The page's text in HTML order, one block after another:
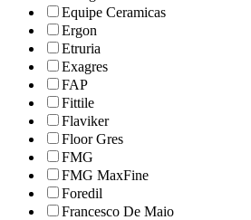
Equipe Ceramicas
Ergon
Etruria
Exagres
FAP
Fittile
Flaviker
Floor Gres
FMG
FMG MaxFine
Foredil
Francesco De Maio